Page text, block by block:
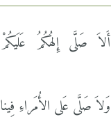
أَلاَ صَلَّى إِلهُكُمُ عَلَيكُمْ
وَلاَ صَلَّى عَلى الأُمَراءِ فِينا